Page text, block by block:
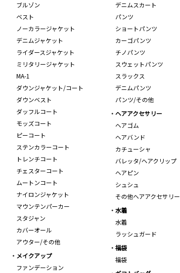
ブルゾン
ベスト
ノーカラージャケット
デニムジャケット
ライダースジャケット
ミリタリージャケット
MA-1
ダウンジャケット/コート
ダウンベスト
ダッフルコート
モッズコート
ピーコート
ステンカラーコート
トレンチコート
チェスターコート
ムートンコート
ナイロンジャケット
マウンテンパーカー
スタジャン
カバーオール
アウター/その他
デニムスカート
パンツ
ショートパンツ
カーゴパンツ
チノパンツ
スウェットパンツ
スラックス
デニムパンツ
パンツ/その他
ヘアアクセサリー
ヘアゴム
ヘアバンド
カチューシャ
バレッタ/ヘアクリップ
ヘアピン
シュシュ
その他ヘアアクセサリー
水着
水着
ラッシュガード
福袋
福袋
メイクアップ
ファンデーション